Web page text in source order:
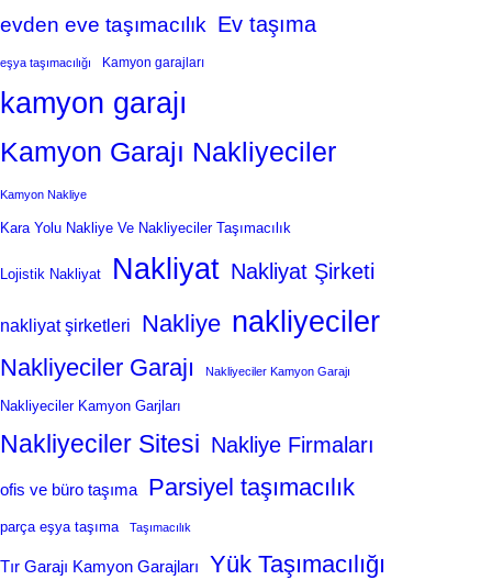
evden eve taşımacılık Ev taşıma
eşya taşımacılığı Kamyon garajları
kamyon garajı
Kamyon Garajı Nakliyeciler
Kamyon Nakliye
Kara Yolu Nakliye Ve Nakliyeciler Taşımacılık
Lojistik Nakliyat Nakliyat Nakliyat Şirketi
nakliyat şirketleri Nakliye nakliyeciler
Nakliyeciler Garajı Nakliyeciler Kamyon Garajı
Nakliyeciler Kamyon Garjları
Nakliyeciler Sitesi Nakliye Firmaları
ofis ve büro taşıma Parsiyel taşımacılık
parça eşya taşıma Taşımacılık
Tır Garajı Kamyon Garajları Yük Taşımacılığı